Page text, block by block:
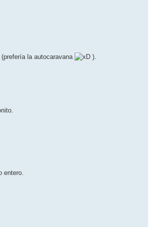
la autocaravana ).
entero.